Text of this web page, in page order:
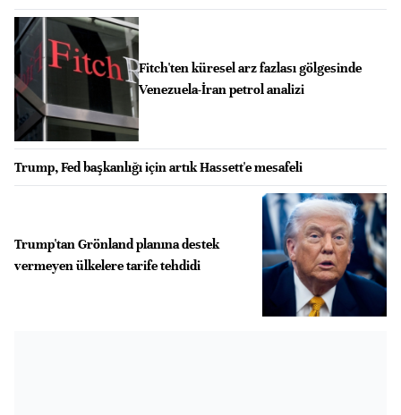
Fitch'ten küresel arz fazlası gölgesinde
Venezuela-İran petrol analizi
Trump, Fed başkanlığı için artık Hassett'e mesafeli
Trump'tan Grönland planına destek
vermeyen ülkelere tarife tehdidi